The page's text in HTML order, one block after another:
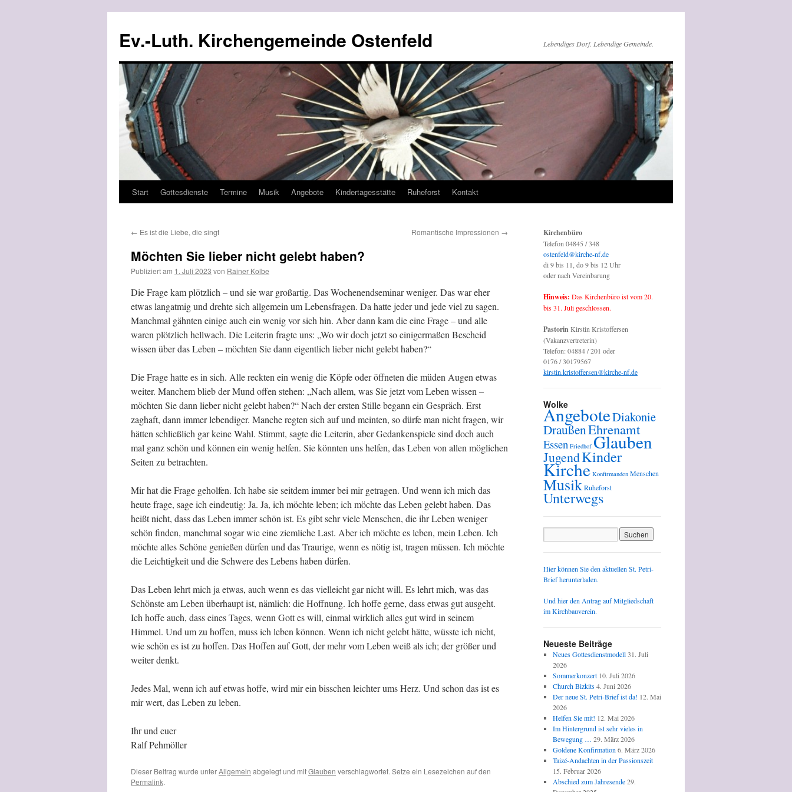
Ev.-Luth. Kirchengemeinde Ostenfeld Lebendiges Dorf. Lebendige Gemeinde.
Zum
springen
Start Gottesdienste Termine Musik Angebote Kindertagesstätte Ruheforst Kontakt
← Es ist die Liebe, die singt Romantische Impressionen →
Möchten Sie lieber nicht gelebt haben?
Publiziert am 1. Juli 2023 von Rainer Kolbe
Die Frage kam plötzlich – und sie war großartig. Das Wochenendseminar weniger. Das war eher
etwas langatmig und drehte sich allgemein um Lebensfragen. Da hatte jeder und jede viel zu sagen.
Manchmal gähnten einige auch ein wenig vor sich hin. Aber dann kam die eine Frage – und alle
waren plötzlich hellwach. Die Leiterin fragte uns: „Wo wir doch jetzt so einigermaßen Bescheid
wissen über das Leben – möchten Sie dann eigentlich lieber nicht gelebt haben?“
Die Frage hatte es in sich. Alle reckten ein wenig die Köpfe oder öffneten die müden Augen etwas
weiter. Manchem blieb der Mund offen stehen: „Nach allem, was Sie jetzt vom Leben wissen –
möchten Sie dann lieber nicht gelebt haben?“ Nach der ersten Stille begann ein Gespräch. Erst
zaghaft, dann immer lebendiger. Manche regten sich auf und meinten, so dürfe man nicht fragen, wir
hätten schließlich gar keine Wahl. Stimmt, sagte die Leiterin, aber Gedankenspiele sind doch auch
mal ganz schön und können ein wenig helfen. Sie könnten uns helfen, das Leben von allen möglichen
Seiten zu betrachten.
Mir hat die Frage geholfen. Ich habe sie seitdem immer bei mir getragen. Und wenn ich mich das
heute frage, sage ich eindeutig: Ja. Ja, ich möchte leben; ich möchte das Leben gelebt haben. Das
heißt nicht, dass das Leben immer schön ist. Es gibt sehr viele Menschen, die ihr Leben weniger
schön finden, manchmal sogar wie eine ziemliche Last. Aber ich möchte es leben, mein Leben. Ich
möchte alles Schöne genießen dürfen und das Traurige, wenn es nötig ist, tragen müssen. Ich möchte
die Leichtigkeit und die Schwere des Lebens haben dürfen.
Das Leben lehrt mich ja etwas, auch wenn es das vielleicht gar nicht will. Es lehrt mich, was das
Schönste am Leben überhaupt ist, nämlich: die Hoffnung. Ich hoffe gerne, dass etwas gut ausgeht.
Ich hoffe auch, dass eines Tages, wenn Gott es will, einmal wirklich alles gut wird in seinem
Himmel. Und um zu hoffen, muss ich leben können. Wenn ich nicht gelebt hätte, wüsste ich nicht,
wie schön es ist zu hoffen. Das Hoffen auf Gott, der mehr vom Leben weiß als ich; der größer und
weiter denkt.
Jedes Mal, wenn ich auf etwas hoffe, wird mir ein bisschen leichter ums Herz. Und schon das ist es
mir wert, das Leben zu leben.
Ihr und euer
Ralf Pehmöller
Dieser Beitrag wurde unterAllgemein abgelegt und mitGlauben verschlagwortet. Setze ein Lesezeichen auf den
Permalink.
Kirchenbüro
Telefon 04845 / 348
ostenfeld@kirche-nf.de
di 9 bis 11, do 9 bis 12 Uhr
oder nach Vereinbarung
Hinweis: Das Kirchenbüro ist vom 20.
bis 31. Juli geschlossen.
PastorinKirstin Kristoffersen
(Vakanzvertreterin)
Telefon: 04884 / 201 oder
0176 / 30179567
kirstin.kristoffersen@kirche-nf.de
Wolke
AngeboteDiakonie
DraußenEhrenamt
Essen Friedhof Glauben
JugendKinder
Kirche Konfirmanden Menschen
MusikRuheforst
Unterwegs
Hier können Sie den aktuellen St. Petri-
Brief herunterladen.
Und hier den Antrag auf Mitgliedschaft
im Kirchbauverein.
Neueste Beiträge
Neues Gottesdienstmodell 31. Juli
2026
Sommerkonzert 10. Juli 2026
Church Bizkits 4. Juni 2026
Der neue St. Petri-Brief ist da! 12. Mai
2026
Helfen Sie mit! 12. Mai 2026
Im Hintergrund ist sehr vieles in
Bewegung … 29. März 2026
Goldene Konfirmation 6. März 2026
Taizé-Andachten in der Passionszeit
15. Februar 2026
Abschied zum Jahresende 29.